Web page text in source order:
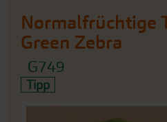
Normalfrüchtige
Green Zebra
G749
Tipp
An